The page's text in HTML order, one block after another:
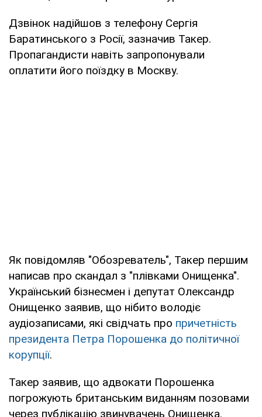
Дзвінок надійшов з телефону Сергія
Баратинського з Росії, зазначив Такер.
Пропагандисти навіть запропонували
оплатити його поїздку в Москву.
Як повідомляв "Обозреватель", Такер першим
написав про скандал з "плівками Онищенка".
Український бізнесмен і депутат Олександр
Онищенко заявив, що нібито володіє
аудіозаписами, які свідчать про причетність
президента Петра Порошенка до політичної
корупції.
Такер заявив, що адвокати Порошенка
погрожують британським виданням позовами
через публікацію звинувачень Онищенка.